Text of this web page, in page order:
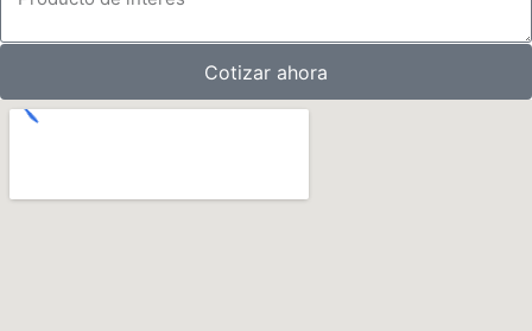
Cotizar ahora